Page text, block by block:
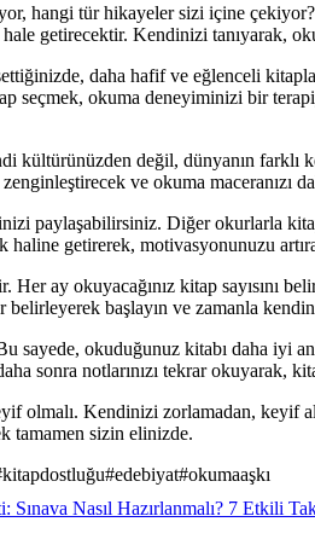
hangi tür hikayeler sizi içine
getirecektir. Kendinizi tanıyarak,
daha hafif ve eğlenceli
okuma deneyiminizi bir
değil, dünyanın farklı
ve okuma maceranızı
Diğer okurlarla
haline getirerek, motivasyonunuzu
Her ay okuyacağınız kitap
başlayın ve zamanla
sayede, okuduğunuz kitabı daha iyi
sonra notlarınızı tekrar okuyarak,
Kendinizi zorlamadan, keyif
tamamen sizin elinizde.
kitapdostluğu#edebiyat#okumaaşkı
Nasıl Hazırlanmalı? 7 Etkili